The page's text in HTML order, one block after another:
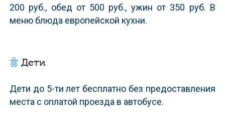
200 руб., обед от 500 руб., ужин от 350 руб. В
меню блюда европейской кухни.
Дети
Дети до 5-ти лет бесплатно без предоставления
места с оплатой проезда в автобусе.